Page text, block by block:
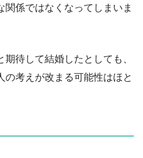
係ではなくなってしまいま
待して結婚したとしても、
の考えが改まる可能性はほと